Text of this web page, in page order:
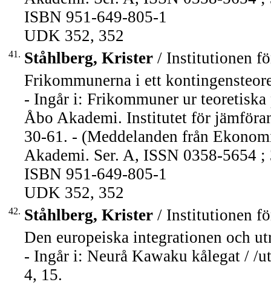
ISBN 951-649-805-1
UDK 352, 352
41. Ståhlberg, Krister / Institutionen
Frikommunerna i ett
- Ingår i: Frikommuner ur
Åbo Akademi. Institutet för
30-61. - (Meddelanden från
Akademi. Ser. A, ISSN 0358-5654 ;
ISBN 951-649-805-1
UDK 352, 352
42. Ståhlberg, Krister / Institutionen
Den europeiska integrationen och
- Ingår i: Neurå Kawaku kålegat / /
4, 15.